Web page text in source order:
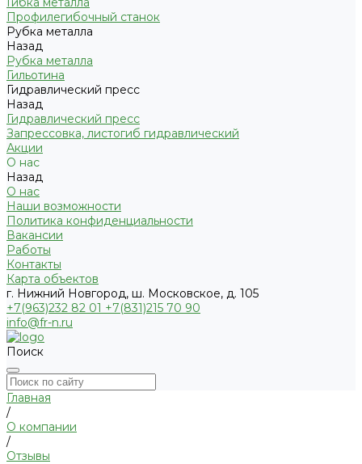
Профилегибочный станок
Рубка металла
Назад
Рубка металла
Гильотина
Гидравлический пресс
Назад
Гидравлический пресс
Запрессовка, листогиб гидравлический
Акции
О нас
Назад
О нас
Наши возможности
Политика конфиденциальности
Вакансии
Работы
Контакты
Карта объектов
г. Нижний Новгород, ш. Московское, д. 105
+7(963)232 82 01 +7(831)215 70 90
info@fr-n.ru
Поиск
Главная
/
О компании
/
Отзывы